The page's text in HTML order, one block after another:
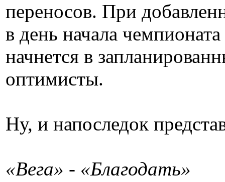
переносов. При
в день начала
начнется в
оптимисты.
Ну, и напоследок
«Вега» - «Благодать»